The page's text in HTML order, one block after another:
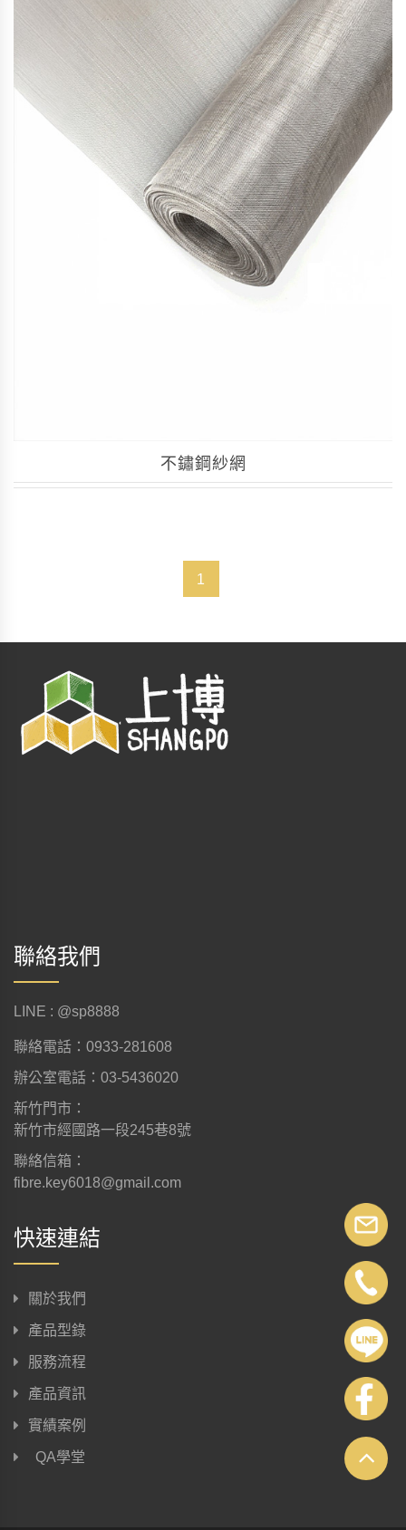
不鏽鋼紗網
1
聯絡我們
LINE : @sp8888
聯絡電話：0933-281608
辦公室電話：03-5436020
新竹門市：
新竹市經國路一段245巷8號
聯絡信箱：
fibre.key6018@gmail.com
快速連結
關於我們
產品型錄
服務流程
產品資訊
實績案例
QA學堂